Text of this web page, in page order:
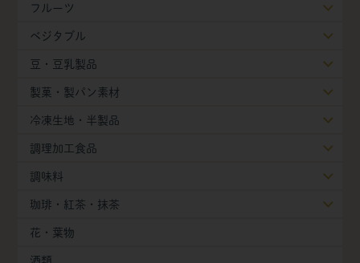
フルーツ
ベジタブル
豆・豆乳製品
製菓・製パン素材
冷凍生地・半製品
調理加工食品
調味料
珈琲・紅茶・抹茶
花・葉物
酒類